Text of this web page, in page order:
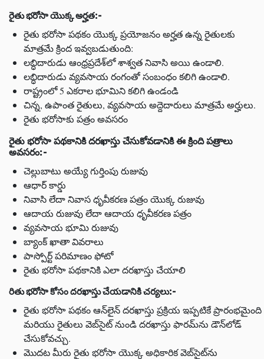
రైతుభరోసాయొక్కఅర్హత:-
రైతు భరోసా పథకం యొక్క ప్రయోజనం అర్హత ఉన్న రైతులకు
మాత్రమే క్రింద ఇవ్వబడుతుంది:
లబ్ధిదారుడు ఆంధ్రప్రదేశ్‌లో శాశ్వత నివాసి అయి ఉండాలి.
లబ్ధిదారుడు వ్యవసాయ రంగంతో సంబంధం కలిగి ఉండాలి.
రాష్ట్రంలో 5 ఎకరాల భూమిని కలిగి ఉండండి
చిన్న, ఉపాంత రైతులు, వ్యవసాయ అద్దెదారులు మాత్రమే అర్హులు.
రైతు భరోసాకు పత్రం అవసరం
రైతు భరోసా పథకానికి దరఖాస్తు చేసుకోవడానికి ఈ క్రింది పత్రాలు
అవసరం:-
చెల్లుబాటు అయ్యే గుర్తింపు రుజువు
ఆధార్ కార్డు
నివాసి లేదా నివాస ధృవీకరణ పత్రం యొక్క రుజువు
ఆదాయ రుజువు లేదా ఆదాయ ధృవీకరణ పత్రం
వ్యవసాయ భూమి రుజువు
బ్యాంక్ ఖాతా వివరాలు
పాస్పోర్ట్ పరిమాణం ఫోటో
రైతు భరోసా పథకానికి ఎలా దరఖాస్తు చేయాలి
రితుభరోసాకోసందరఖాస్తుచేయడానికిచర్యలు:-
రైతు భరోసా పథకం ఆన్‌లైన్ దరఖాస్తు ప్రక్రియ ఇప్పటికే ప్రారంభమైంది
మరియు రైతులు వెబ్‌సైట్ నుండి దరఖాస్తు ఫారమ్‌ను డౌన్‌లోడ్
చేసుకోవచ్చు.
మొదట మీరు రైతు భరోసా యొక్క అధికారిక వెబ్‌సైట్‌ను